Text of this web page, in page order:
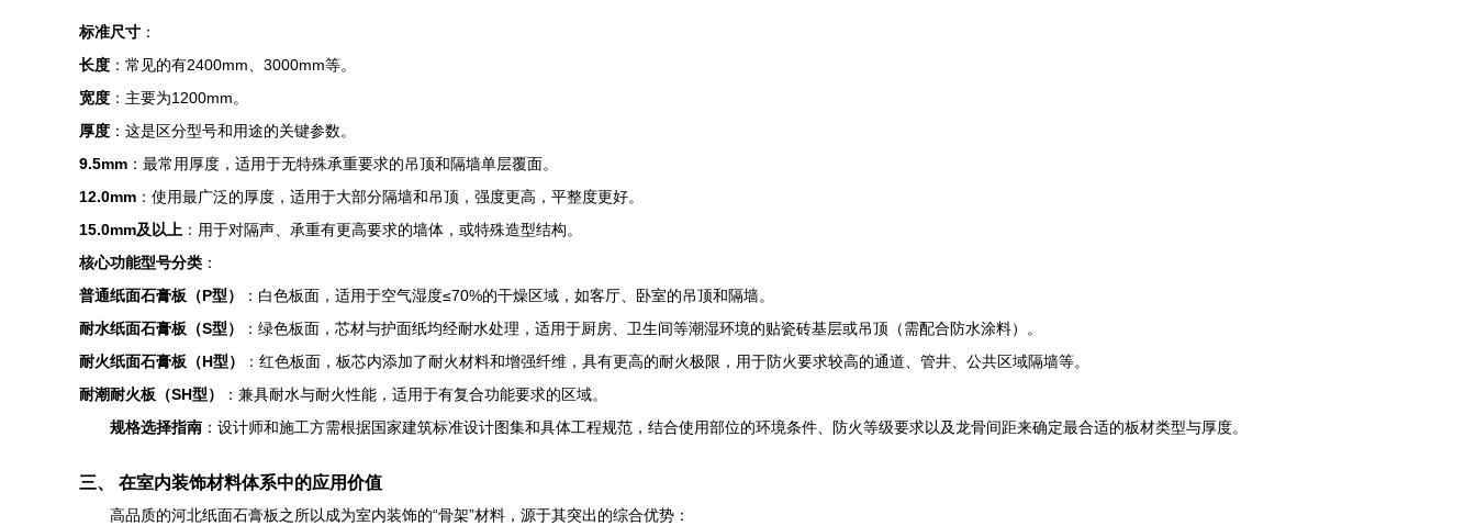
标准尺寸 ：
长度 ：常见的有2400mm、3000mm等。
宽度 ：主要为1200mm。
厚度 ：这是区分型号和用途的关键参数。
9.5mm ：最常用厚度，适用于无特殊承重要求的吊顶和隔墙单层覆面。
12.0mm ：使用最广泛的厚度，适用于大部分隔墙和吊顶，强度更高，平整度更好。
15.0mm及以上 ：用于对隔声、承重有更高要求的墙体，或特殊造型结构。
核心功能型号分类 ：
普通纸面石膏板（P型）
：白色板面，适用于空气湿度≤70%的干燥区域，如客厅、卧室的吊顶和隔墙。
耐水纸面石膏板（S型）
：绿色板面，芯材与护面纸均经耐水处理，适用于厨房、卫生间等潮湿环境的贴瓷砖基层或吊顶（需配合防水涂料）。
耐火纸面石膏板（H型）
：红色板面，板芯内添加了耐火材料和增强纤维，具有更高的耐火极限，用于防火要求较高的通道、管井、公共区域隔墙等。
耐潮耐火板（SH型）
：兼具耐水与耐火性能，适用于有复合功能要求的区域。
规格选择指南 ：设计师和施工方需根据国家建筑标准设计图集和具体工程规范，结合使用部位的环境条件、防火等级要求以及龙骨间距来确定最合适的板材类型与厚度。
三、 在室内装饰材料体系中的应用价值
高品质的河北纸面石膏板之所以成为室内装饰的“骨架”材料，源于其突出的综合优势：